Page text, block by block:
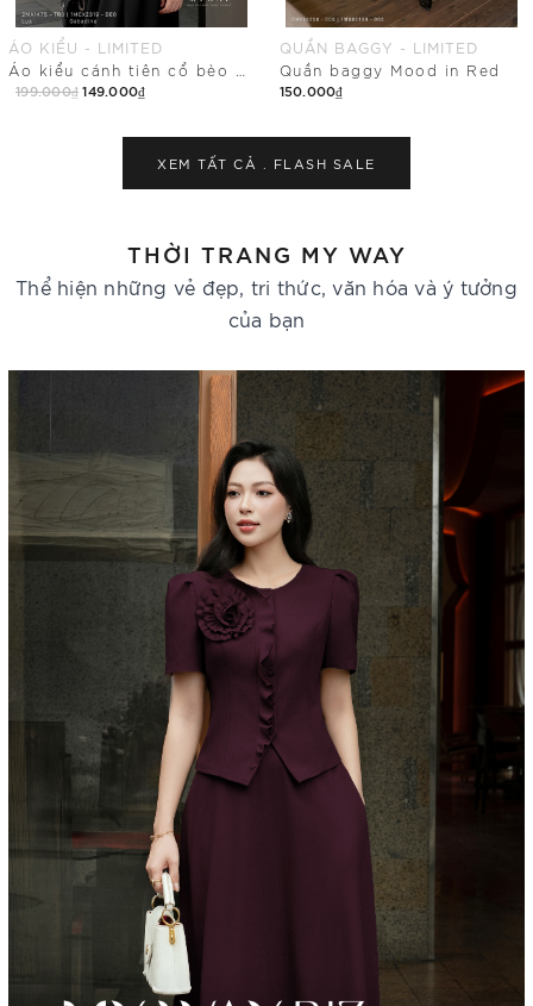
QUẦN BAGGY - LIMITED
Quần baggy Mood in Red
150.000₫
CHÂN VÁY ÔM - LIMITED
199.000₫
XEM TẤT CẢ . FLASH SALE
THỜI TRANG MY WAY
Thể hiện những vẻ đẹp, tri thức, văn hóa và ý tưởng
của bạn